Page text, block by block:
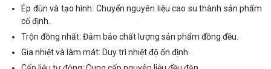
Ép đùn và tạo hình: Chuyển nguyên liệu cao su thành sản phẩm
cố định.
Trộn đồng nhất: Đảm bảo chất lượng sản phẩm đồng đều.
Gia nhiệt và làm mát: Duy trì nhiệt độ ổn định.